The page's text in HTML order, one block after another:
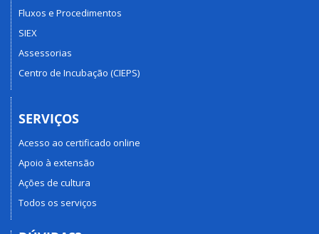
Fluxos e Procedimentos
SIEX
Assessorias
Centro de Incubação (CIEPS)
SERVIÇOS
Acesso ao certificado online
Apoio à extensão
Ações de cultura
Todos os serviços